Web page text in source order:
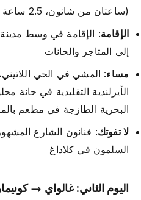
(ساعتان من شانون، 2.5 ساعة من دبلن)
الإقامة: الإقامة في وسط
إلى المتاجر والحانات
مساء: المشي في الحي
الأيرلندية التقليدية في حانة
البحرية الطازجة في مطعم
لا تفوتك: فنانون الشارع
السلمون في كلاداغ
اليوم الثاني: غالواي →